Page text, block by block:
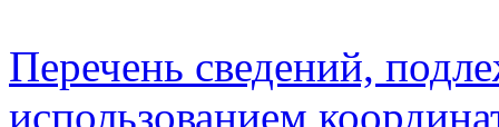
Перечень сведений,
использованием